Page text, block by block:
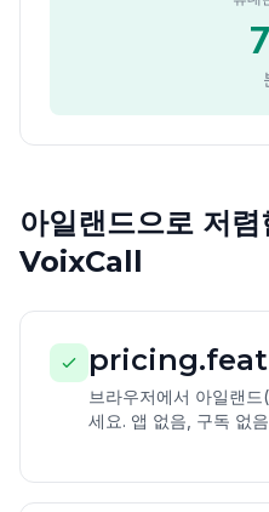
아일랜드으로 저
VoixCall
브라우저에서 아일랜
세요. 앱 없음, 구독 없